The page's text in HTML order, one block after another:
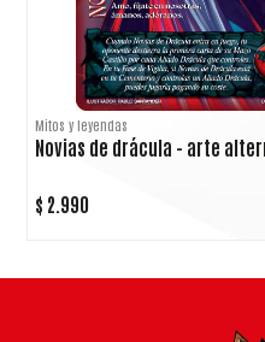
Mitos y leyendas
Novias de drácula - arte
$ 2.990